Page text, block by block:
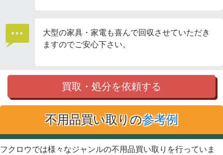
大型の家具・家電も喜んで回収させていただき
ますのでご安心下さい。
買取・処分を依頼する
不用品買い取りの参考例
フクロウでは様々なジャンルの不用品買い取りを行っていま